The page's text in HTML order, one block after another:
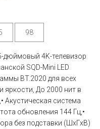
98
дюймовый 4K-телевизор
SQD-Mini LED
BT.2020 для всех
яркости, До 2000 нит в
Акустическая система
обновления 144 Гц,•
без подставки (ШхГхВ)